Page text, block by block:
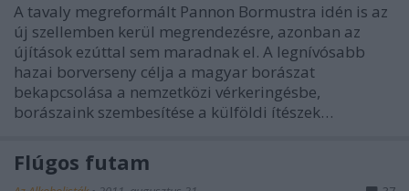
A tavaly megreformált Pannon Bormustra idén is az
új szellemben kerül megrendezésre, azonban az
újítások ezúttal sem maradnak el. A legnívósabb
hazai borverseny célja a magyar borászat
bekapcsolása a nemzetközi vérkeringésbe,
borászaink szembesítése a külföldi ítészek…
Flúgos futam